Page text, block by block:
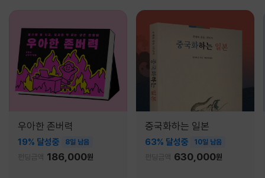
우아한 존버력
19% 달성중 8일 남음
펀딩금액 186,000원
중국화하는 일본
63% 달성중 10일 남음
펀딩금액 630,000원